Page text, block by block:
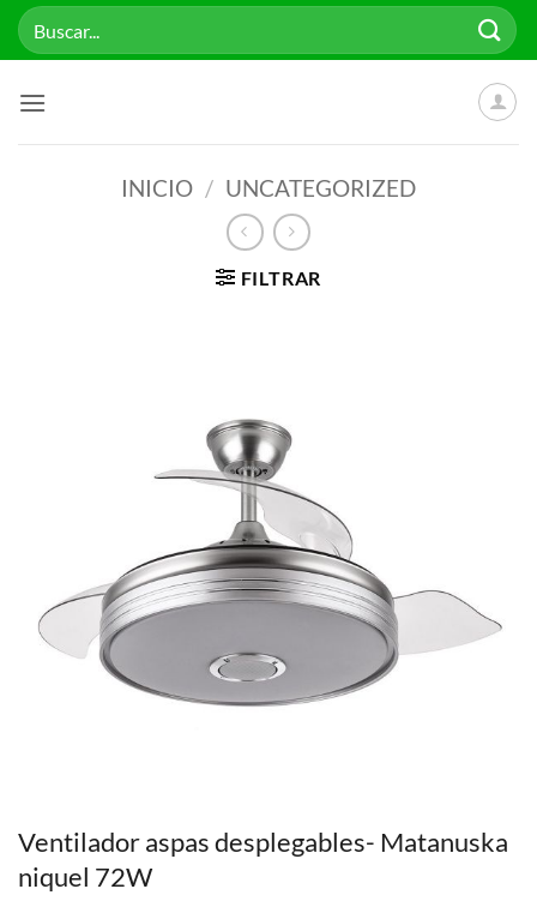
Saltar
Buscar
por:
INICIO / UNCATEGORIZED
FILTRAR
Ventilador aspas desplegables- Matanuska
niquel 72W